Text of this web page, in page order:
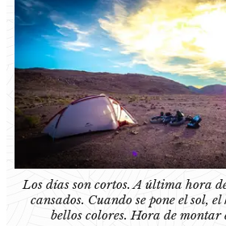
Los días son cortos. A última hora
cansados. Cuando se pone el sol,
bellos colores. Hora de montar